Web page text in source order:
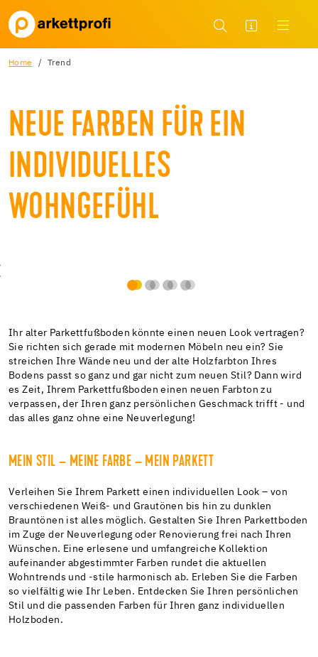
Home Trend
NEUE FARBEN FÜR EIN
INDIVIDUELLES
WOHNGEFÜHL
Ihr alter Parkettfußboden könnte einen neuen Look vertragen?
Sie richten sich gerade mit modernen Möbeln neu ein? Sie
streichen Ihre Wände neu und der alte Holzfarbton Ihres
Bodens passt so ganz und gar nicht zum neuen Stil? Dann wird
es Zeit, Ihrem Parkettfußboden einen neuen Farbton zu
verpassen, der Ihren ganz persönlichen Geschmack trifft - und
das alles ganz ohne eine Neuverlegung!
MEIN STIL – MEINE FARBE – MEIN PARKETT
Verleihen Sie Ihrem Parkett einen individuellen Look – von
verschiedenen Weiß- und Grautönen bis hin zu dunklen
Brauntönen ist alles möglich. Gestalten Sie Ihren Parkettboden
im Zuge der Neuverlegung oder Renovierung frei nach Ihren
Wünschen. Eine erlesene und umfangreiche Kollektion
aufeinander abgestimmter Farben rundet die aktuellen
Wohntrends und -stile harmonisch ab. Erleben Sie die Farben
so vielfältig wie Ihr Leben. Entdecken Sie Ihren persönlichen
Stil und die passenden Farben für Ihren ganz individuellen
Holzboden.